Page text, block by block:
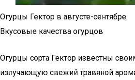
Огурцы Гектор в августе-сентябре.
Вкусовые качества огурцов
Огурцы сорта Гектор известны
излучающую свежий травяной